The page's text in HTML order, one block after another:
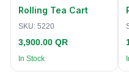
Rolling Tea Cart
SKU: 5220
3,900.00 QR
In Stock